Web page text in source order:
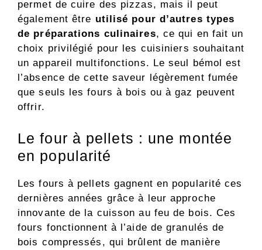
permet de cuire des pizzas, mais il peut
également être utilisé pour d’autres types
de préparations culinaires, ce qui en fait un
choix privilégié pour les cuisiniers souhaitant
un appareil multifonctions. Le seul bémol est
l’absence de cette saveur légèrement fumée
que seuls les fours à bois ou à gaz peuvent
offrir.
Le four à pellets : une montée
en popularité
Les fours à pellets gagnent en popularité ces
dernières années grâce à leur approche
innovante de la cuisson au feu de bois. Ces
fours fonctionnent à l’aide de granulés de
bois compressés, qui brûlent de manière